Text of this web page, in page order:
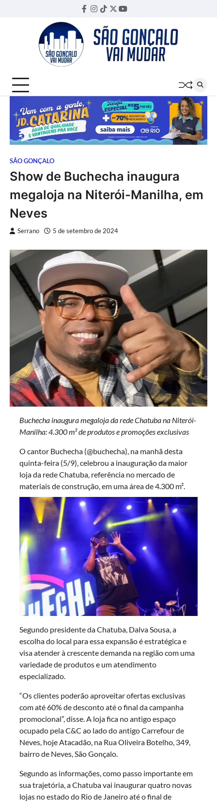
Facebook
Instagram
TikTok
TwitterYouTube
SÃO GONÇALO
Show de Buchecha inaugura
megaloja na Niterói-Manilha, em
Neves
Serrano 5 de setembro de 2024
Buchecha inaugura megaloja da rede Chatuba na Niterói-
Manilha: 4.300 m² de produtos e promoções exclusivas
O cantor Buchecha (@buchecha), na manhã desta
quinta-feira (5/9), celebrou a inauguração da maior
loja da rede Chatuba, referência no mercado de
materiais de construção, em uma área de 4.300 m².
Segundo presidente da Chatuba, Dalva Sousa, a
escolha do local para essa expansão é estratégica e
visa atender à crescente demanda na região com uma
variedade de produtos e um atendimento
especializado.
“Os clientes poderão aproveitar ofertas exclusivas
com até 60% de desconto até o final da campanha
promocional”, disse. A loja fica no antigo espaço
ocupado pela C&C ao lado do antigo Carrefour de
Neves, hoje Atacadão, na Rua Oliveira Botelho, 349,
bairro de Neves, São Gonçalo.
Segundo as informações, como passo importante em
sua trajetória, a Chatuba vai inaugurar quatro novas
lojas no estado do Rio de Janeiro até o final de